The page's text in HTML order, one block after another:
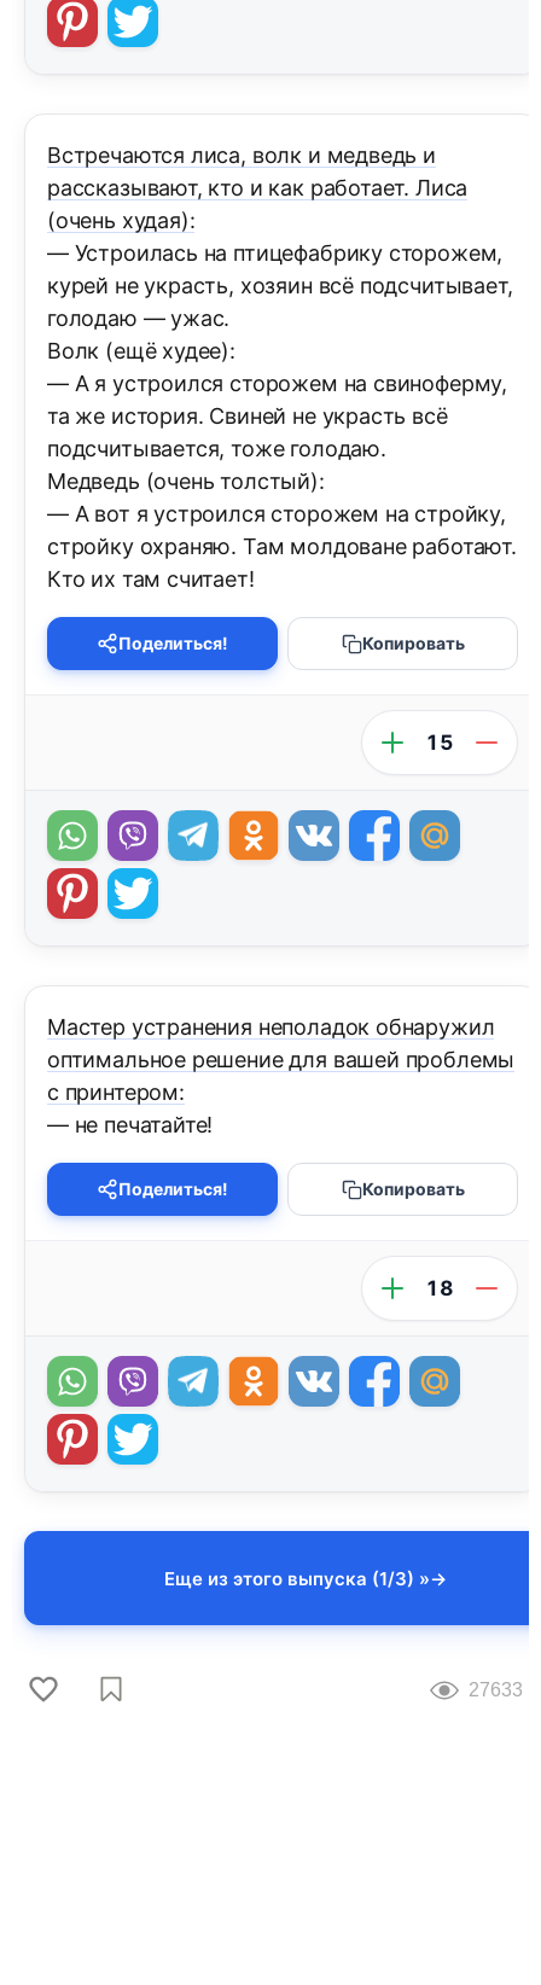
Встречаются лиса, волк и медведь и
рассказывают, кто и как работает. Лиса
(очень худая):
— Устроилась на птицефабрику сторожем,
курей не украсть, хозяин всё подсчитывает,
голодаю — ужас.
Волк (ещё худее):
— А я устроился сторожем на свиноферму,
та же история. Свиней не украсть всё
подсчитывается, тоже голодаю.
Медведь (очень толстый):
— А вот я устроился сторожем на стройку,
стройку охраняю. Там молдоване работают.
Кто их там считает!
Поделиться! Копировать
15
Мастер устранения неполадок обнаружил
оптимальное решение для вашей проблемы
с принтером:
— не печатайте!
Поделиться! Копировать
18
Еще из этого выпуска (1/3) »
27633